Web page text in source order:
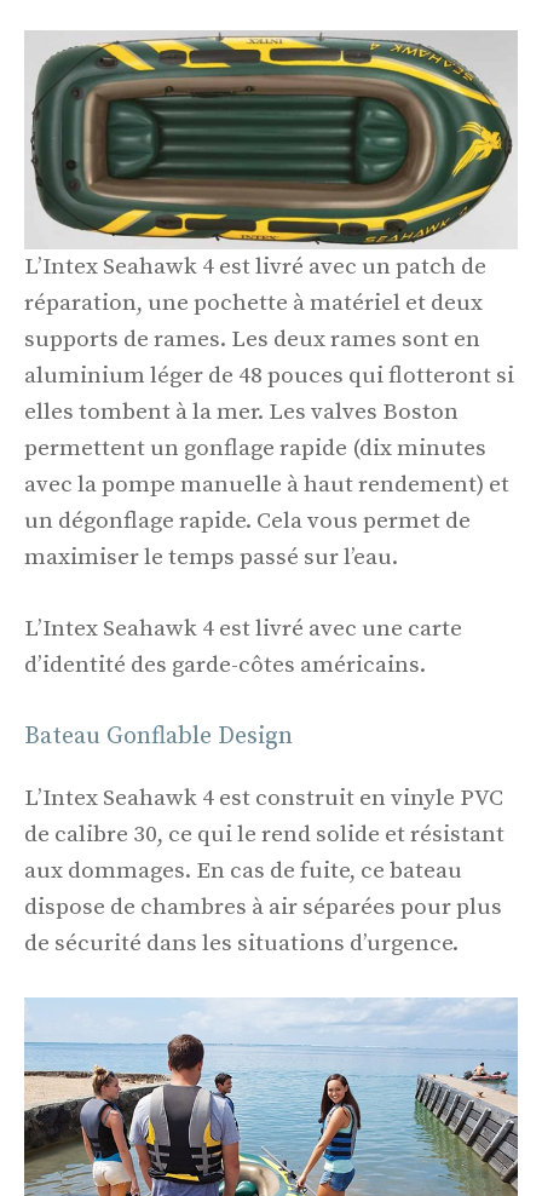
L’Intex Seahawk 4 est livré avec un patch de
réparation, une pochette à matériel et deux
supports de rames. Les deux rames sont en
aluminium léger de 48 pouces qui flotteront si
elles tombent à la mer. Les valves Boston
permettent un gonflage rapide (dix minutes
avec la pompe manuelle à haut rendement) et
un dégonflage rapide. Cela vous permet de
maximiser le temps passé sur l’eau.
L’Intex Seahawk 4 est livré avec une carte
d’identité des garde-côtes américains.
Bateau Gonflable Design
L’Intex Seahawk 4 est construit en vinyle PVC
de calibre 30, ce qui le rend solide et résistant
aux dommages. En cas de fuite, ce bateau
dispose de chambres à air séparées pour plus
de sécurité dans les situations d’urgence.